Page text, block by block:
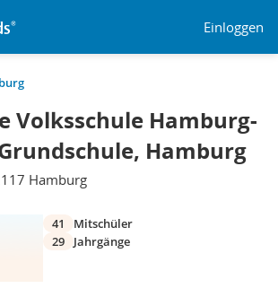
Einloggen
Volksschule Hamburg-
Hamburg
Hamburg
41
Mitschüler
29
Jahrgänge